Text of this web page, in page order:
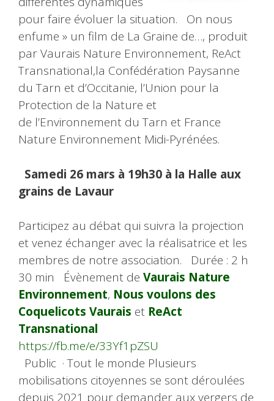
pour faire évoluer la situation. On nous
enfume » un film de La Graine de…, produit
par Vaurais Nature Environnement, ReAct
Transnational,la Confédération Paysanne
du Tarn et d’Occitanie, l’Union pour la
Protection de la Nature et
de l’Environnement du Tarn et France
Nature Environnement Midi-Pyrénées.
Samedi 26 mars à 19h30 à la Halle aux
grains de Lavaur
Participez au débat qui suivra la projection
et venez échanger avec la réalisatrice et les
membres de notre association. Durée : 2 h
30 min Évènement de Vaurais Nature
Environnement, Nous voulons des
Coquelicots Vaurais et ReAct
Transnational
https://fb.me/e/33Yf1pZSU
Public · Tout le monde Plusieurs
mobilisations citoyennes se sont déroulées
depuis 2021 pour demander aux vergers de